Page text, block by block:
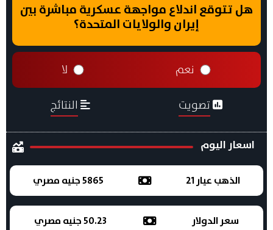
هل تتوقع اندلاع مواجهة عسكرية مباشرة بين
إيران والولايات المتحدة؟
نعم لا
تصويت النتائج
اسعار اليوم
الذهب عيار 21 5865 جنيه مصري
سعر الدولار 50.23 جنيه مصري